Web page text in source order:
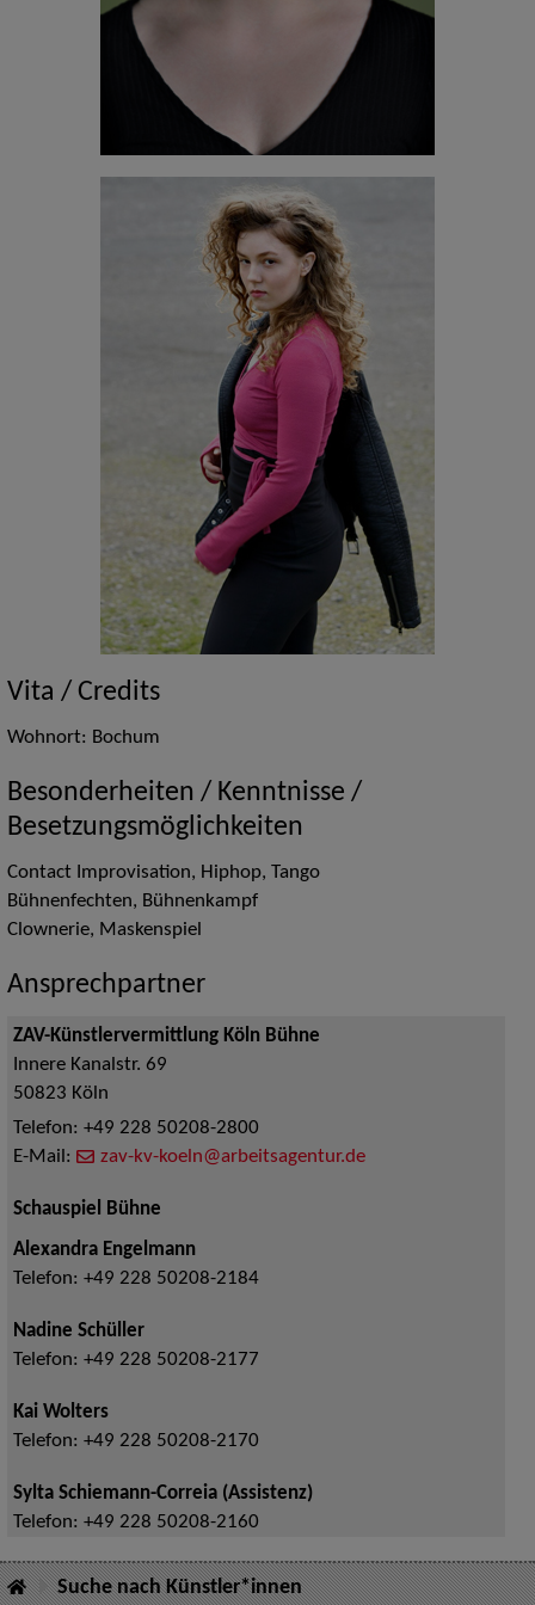
Vita / Credits
Wohnort: Bochum
Besonderheiten / Kenntnisse /
Besetzungsmöglichkeiten
Contact Improvisation, Hiphop, Tango
Bühnenfechten, Bühnenkampf
Clownerie, Maskenspiel
Ansprechpartner
ZAV-Künstlervermittlung Köln Bühne
Innere Kanalstr. 69
50823 Köln
Telefon: +49 228 50208-2800
E-Mail:
zav-kv-koeln@arbeitsagentur.de
Schauspiel Bühne
Alexandra Engelmann
Telefon: +49 228 50208-2184
Nadine Schüller
Telefon: +49 228 50208-2177
Kai Wolters
Telefon: +49 228 50208-2170
Sylta Schiemann-Correia (Assistenz)
Telefon: +49 228 50208-2160
Suche nach Künstler*innen